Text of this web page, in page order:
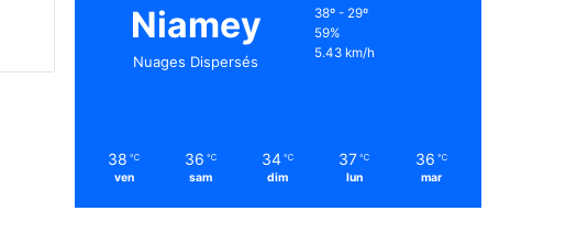
Niamey
Nuages Dispersés
38º - 29º
59%
5.43 km/h
38 ℃
ven
36 ℃
sam
34 ℃
dim
37 ℃
lun
36 ℃
mar